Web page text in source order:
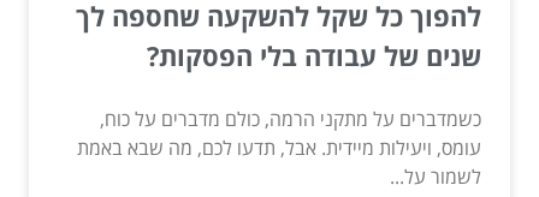
להפוך כל שקל להשקעה שחספה לך
שנים של עבודה בלי הפסקות?
כשמדברים על מתקני הרמה, כולם מדברים על כוח,
עומס, ויעילות מיידית. אבל, תדעו לכם, מה שבא באמת
לשמור על...